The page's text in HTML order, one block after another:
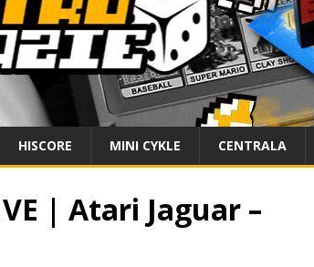
HISCORE MINI CYKLE CENTRALA
| Atari Jaguar –